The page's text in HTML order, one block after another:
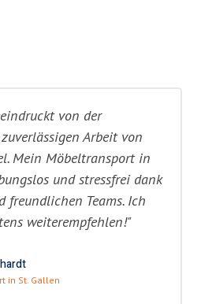
von der
Arbeit von
Mein Möbeltransport in
und stressfrei dank
freundlichen Teams. Ich
weiterempfehlen!"
in St. Gallen